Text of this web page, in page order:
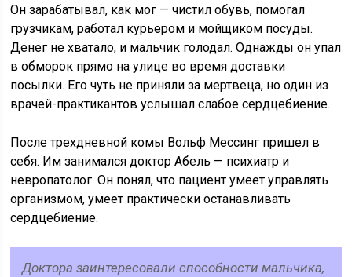
Он зарабатывал, как мог — чистил обувь, помогал
грузчикам, работал курьером и мойщиком посуды.
Денег не хватало, и мальчик голодал. Однажды он упал
в обморок прямо на улице во время доставки
посылки. Его чуть не приняли за мертвеца, но один из
врачей-практикантов услышал слабое сердцебиение.
После трехдневной комы Вольф Мессинг пришел в
себя. Им занимался доктор Абель — психиатр и
невропатолог. Он понял, что пациент умеет управлять
организмом, умеет практически останавливать
сердцебиение.
Доктора заинтересовали способности мальчика,